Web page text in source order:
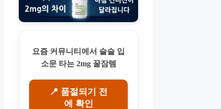
요즘 커뮤니티에서 슬슬 입
소문 타는 2mg 꿀잠템
📍 품절되기 전
에 확인